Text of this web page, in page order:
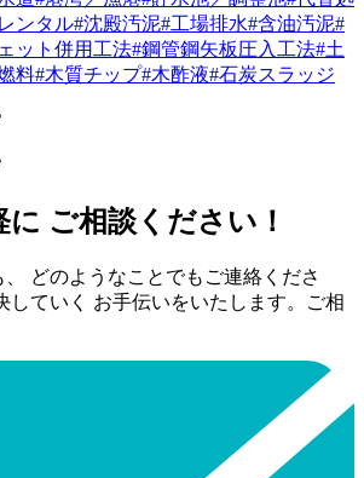
ンタル#沈殿汚泥#工場排水#含油汚泥#
ット併用工法#鋼管鋼矢板圧入工法#土
料#木質チップ#木酢液#石炭スラッジ
ご相談ください！
どのようなことでもご連絡くださ
していく お手伝いをいたします。ご相